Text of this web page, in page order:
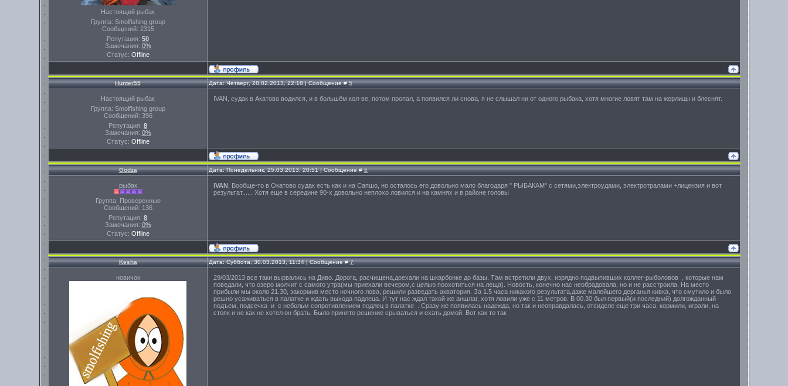
Настоящий рыбак
Группа: Smolfishing group
Сообщений: 2315
Репутация: 50
Замечания: 0%
Статус: Offline
Hunter55 Дата: Четверг, 28.02.2013, 22:18 | Сообщение #5
Настоящий рыбак
Группа: Smolfishing group
Сообщений: 396
Репутация: 8
Замечания: 0%
Статус: Offline
IVAN, судак в Акатово водился, и в большём кол-ве, потом пропал, а появился ли снова, я не слышал ни от одного рыбака, хотя многие ловят там на жерлицы и блеснят.
Godza Дата: Понедельник, 25.03.2013, 20:51 | Сообщение #6
рыбак
Группа: Проверенные
Сообщений: 136
Репутация: 8
Замечания: 0%
Статус: Offline
IVAN , Вообще-то в Окатово судак есть как и на Сапшо, но осталось его довольно мало благодаря " РЫБАКАМ" с сетями,электроудами, электротралами +лицензия и вот
результат...... Хотя еще в середине 90-х довольно неплохо ловился и на камнях и в районе головы
Kesha Дата: Суббота, 30.03.2013, 11:34 | Сообщение #7
новичок
29/03/2013 все таки вырвались на Диво. Дорога, расчищена,доехали на шкарбонке до базы. Там встретили двух, изрядно подвыпивших коллег-рыболовов , которые нам
поведали, что озеро молчит с самого утра(мы приехали вечером,с целью поохотиться на леща). Новость, конечно нас необрадовала, но и не расстроила. На место
прибыли мы около 21.30, закормив место ночного лова, решили разведать акватория. За 1.5 часа никакого результата,даже малейшего дерганья кивка, что смутило и было
решно усаживаться в палатке и ждать выхода падлеца. И тут нас ждал такой же аншлаг, хотя ловили уже с 11 метров. В 00.30 был первый(и последний) долгожданный
подъем, подсечка и с небольм сопротивлением подлец в палатке . Сразу же появилась надежда, но так и неоправдалась, отсиделе еще три часа, кормили, играли, на
стояк и не как не хотел он брать. Было принято решение срываться и ехать домой. Вот как то так